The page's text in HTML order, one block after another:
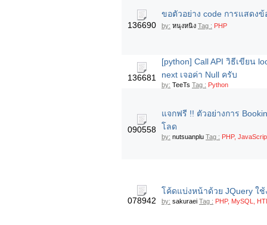
136690
ขอตัวอย่าง code การแสดง
by: หนุงหนิง Tag : PHP
136681
[python] Call API วิธีเขียน
next เจอค่า Null ครับ
by: TeeTs Tag : Python
090558
แจกฟรี !! ตัวอย่างการ
โลด
by: nutsuanplu Tag : PHP,
078942
โค้ดแบ่งหน้าด้วย JQuery ใ
by: sakuraei Tag : PHP, MySQL,